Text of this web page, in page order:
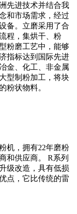
先进技术并结合我
和市场需求，经过
备。立磨采用了合
程，集烘干、粉
粉磨工艺中，能够
指标达到国际先进
金、化工、非金属
型制粉加工，将块
粉状物料。
机，拥有22年磨粉
和供应商。 R系列
级改造，具有低损
点，它比传统的雷